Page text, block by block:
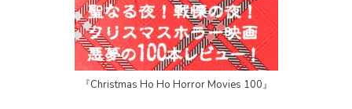
『Christmas Ho Ho Horror Movies 100』